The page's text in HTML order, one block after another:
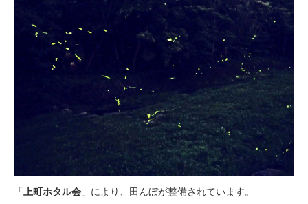
「 上町ホタル会 」により、田んぼが整備されています。